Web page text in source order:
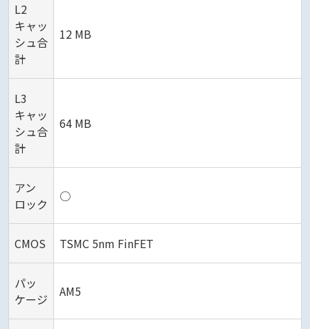
L2
キャッ
シュ合
計
12 MB
L3
キャッ
シュ合
計
64 MB
アン
ロック
○
CMOS TSMC 5nm FinFET
パッ
ケージ
AM5